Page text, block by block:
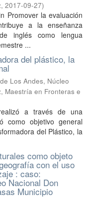
, 2017-09-27)
Promover la evaluación
a la enseñanza
inglés como lengua
...
del plástico, la
Los Andes, Núcleo
Maestría en Fronteras e
a través de una
como objetivo general
del Plástico, la
como objeto
con el uso
: caso:
Nacional Don
Municipio